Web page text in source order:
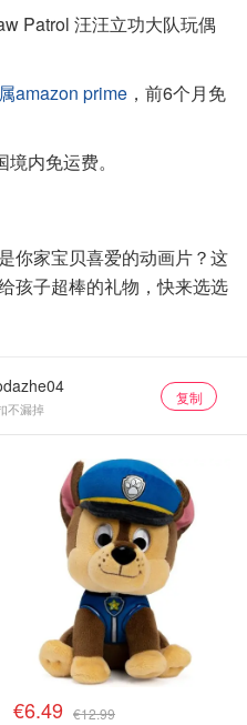
Patrol 汪汪立功大队玩偶
amazon prime ，前6个月免
内免运费。
你家宝贝喜爱的动画片？这
孩子超棒的礼物，快来选选
不漏掉
复制
€6.49 €12.99